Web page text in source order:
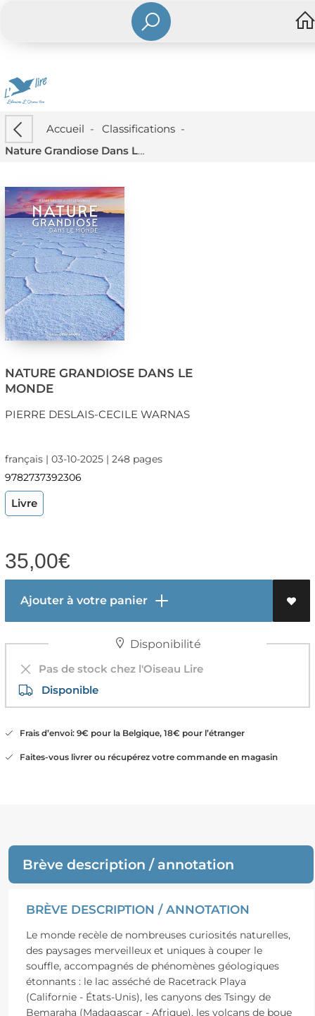
Accueil - Classifications-
Nature Grandiose Dans Le Monde
NATURE GRANDIOSE DANS LE
MONDE
PIERRE DESLAIS-CECILE WARNAS
français | 03-10-2025 | 248 pages
9782737392306
Livre
35,00€
Ajouter à votre panier
Disponibilité
Pas de stock chez l'Oiseau Lire
Disponible
Frais d’envoi: 9€ pour la Belgique, 18€ pour l’étranger
Faites-vous livrer ou récupérez votre commande en magasin
Brève description / annotation
BRÈVE DESCRIPTION / ANNOTATION
Le monde recèle de nombreuses curiosités naturelles,
des paysages merveilleux et uniques à couper le
souffle, accompagnés de phénomènes géologiques
étonnants : le lac asséché de Racetrack Playa
(Californie - États-Unis), les canyons des Tsingy de
Bemaraha (Madagascar - Afrique), les volcans de boue